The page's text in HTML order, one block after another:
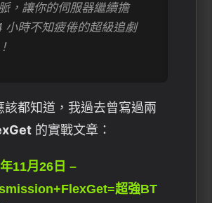
，讓你的伺服器繼續擔
小時不知疲倦的超級追劇
該都知道，我過去曾寫過兩
的實戰文章：
11月26日 –
超強BT